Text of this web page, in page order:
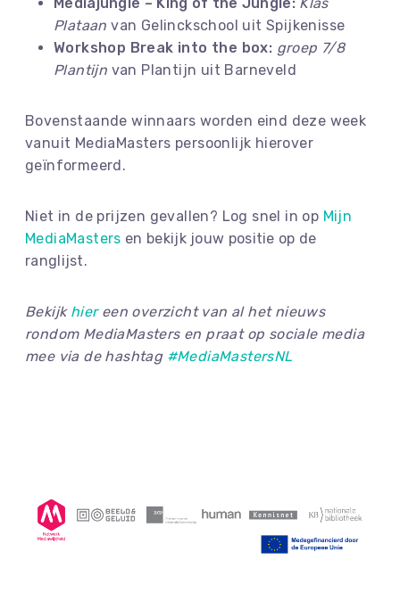
Plataan van Gelinckschool uit Spijkenisse
Workshop Break into the box: groep 7/8
Plantijn van Plantijn uit Barneveld
Bovenstaande winnaars worden eind deze week
vanuit MediaMasters persoonlijk hierover
geïnformeerd.
Niet in de prijzen gevallen? Log snel in op Mijn
MediaMasters en bekijk jouw positie op de
ranglijst.
Bekijk hiereen overzicht van al het nieuws
rondom MediaMasters en praat op sociale media
mee via de hashtag #MediaMastersNL